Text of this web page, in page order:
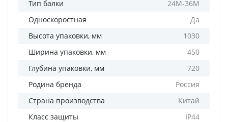
Тип балки
24М-36М
Односкоростная
Да
Высота упаковки, мм
1030
Ширина упаковки, мм
450
Глубина упаковки, мм
720
Родина бренда
Россия
Страна производства
Китай
Класс защиты
IP44